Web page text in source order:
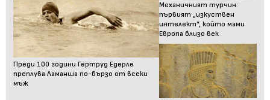
Преди 100 години Гертруд Едерле
преплува Ламанша по-бързо от всеки
мъж
Механичният турчин:
първият „изкуствен
интелект“, който мами
Европа близо век